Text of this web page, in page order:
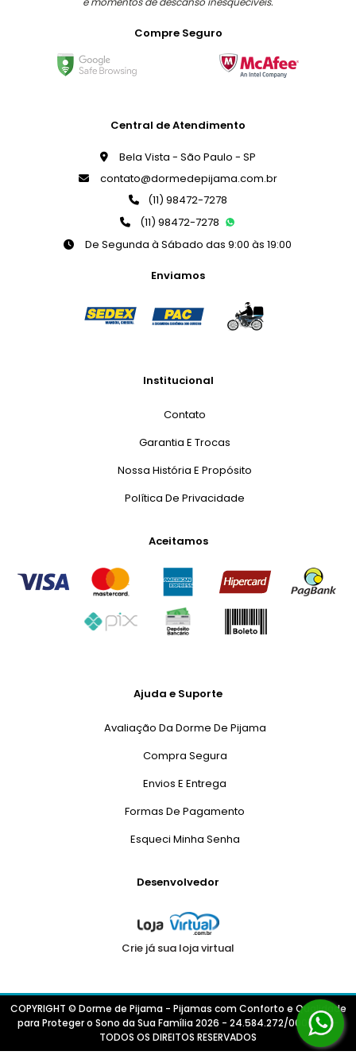
Compre Seguro
Central de Atendimento
Bela Vista - São Paulo - SP
contato@dormedepijama.com.br
(11) 98472-7278
(11) 98472-7278
De Segunda à Sábado das 9:00 às 19:00
Enviamos
Institucional
Contato
Garantia E Trocas
Nossa História E Propósito
Política De Privacidade
Aceitamos
Ajuda e Suporte
Avaliação Da Dorme De Pijama
Compra Segura
Envios E Entrega
Formas De Pagamento
Esqueci Minha Senha
Desenvolvedor
Crie já sua loja virtual
COPYRIGHT © Dorme de Pijama - Pijamas com Conforto e Qualidade
para Proteger o Sono da Sua Família 2026 - 24.584.272/0001-44 -
TODOS OS DIREITOS RESERVADOS